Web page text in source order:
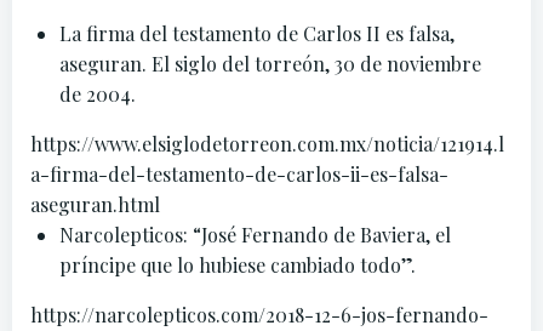
La firma del testamento de Carlos II es falsa,
aseguran. El siglo del torreón, 30 de noviembre
de 2004.
https://www.elsiglodetorreon.com.mx/noticia/121914.l
a-firma-del-testamento-de-carlos-ii-es-falsa-
aseguran.html
Narcolepticos: “José Fernando de Baviera, el
príncipe que lo hubiese cambiado todo”.
https://narcolepticos.com/2018-12-6-jos-fernando-